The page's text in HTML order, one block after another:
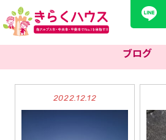
ブログ
2022.12.12